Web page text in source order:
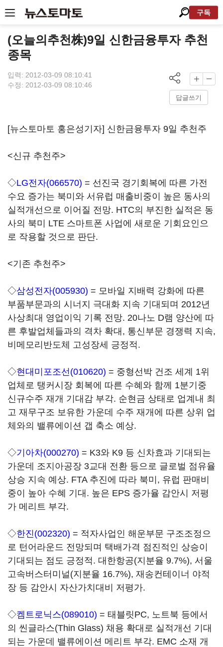
구독
(오늘의추천株)9일 신한금융투자 추천
종목
입력: 2012-03-09 08:10:41
수정: 2012-03-09 08:10:46
답글쓰기
[뉴스토마토 홍은성기자] 신한금융투자 9일 추천주
<신규 추천주>
◇LG전자(066570) = 선진국 경기회복에 따른 가전
수요 증가는 북미와 서유럽 매출비중이 높은 동사의
실적개선으로 이어질 전망. HTC의 부진한 실적은 동
사의 북미 LTE 스마트폰 사업에 새로운 기회요인으
로 작용할 것으로 판단.
<기존 추천주>
◇삼성전자(005930) = 모바일 지배력 강화에 따른
부품부문과의 시너지 극대화 지속 기대되며 2012년
사상최대 영업이익 기록 전망. 20나노 D램 양산에 따
른 후발업체들과의 격차 확대, 통신부문 경쟁력 지속,
비메모리반도체 고성장세 긍정적.
◇현대미포조선(010620) = 중형선박 건조 세계 1위
업체로 탱커시장 회복에 따른 수혜와 함께 1분기중
신규수주 재개 기대감 부각. 순현금 상태로 업계내 최
고 재무구조 보유한 가운데 수주 재개에 따른 상위 업
체와의 밸류에이션 갭 축소 예상.
◇기아차(000270) = K3와 K9 등 신차효과 기대되는
가운데 조지아공장 3교대 전환 등으로 글로벌 점유율
상승 지속 예상. FTA 추진에 따라 북미, 유럽 판매비
중이 높아 수혜 기대. 높은 EPS 증가율 감안시 저평
가 메리트 부각.
◇한진(002320) = 적자사업인 해운부문 구조조정으
로 턴어라운드 전망되며 택배가격 점진적인 상승이
기대되는 점도 긍정적. 대한항공(지분율 9.7%), 서울
고속버스터미널(지분율 16.7%), 재송컨테이너 야적
장 등 감안시 자산가치대비 저평가.
◇켐트로닉스(089010) = 태블릿PC, 노트북 등에서
의 씬글라스(Thin Glass) 채용 확대로 실적개선 기대
되는 가운데 밸류에이션 메리트 부각. EMC 소재 개